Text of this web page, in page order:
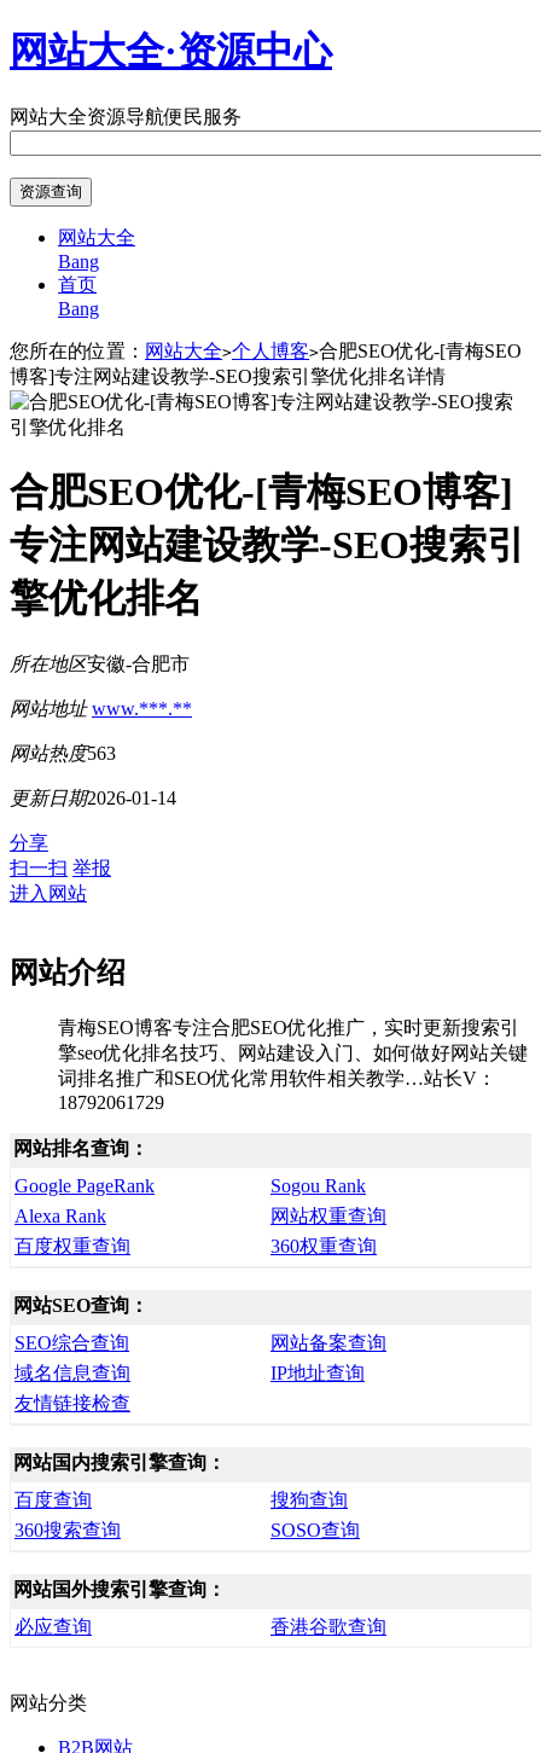
网站大全·资源中心
网站大全资源导航便民服务
网站大全
Bang
首页
Bang
您所在的位置： 网站大全>个人博客>合肥SEO优化-[青梅SEO
博客]专注网站建设教学-SEO搜索引擎优化排名详情
合肥SEO优化-[青梅SEO博客]
专注网站建设教学-SEO搜索引
擎优化排名
所在地区安徽-合肥市
网站地址 www.***.**
网站热度563
更新日期2026-01-14
分享
扫一扫 举报
进入网站
网站介绍
青梅SEO博客专注合肥SEO优化推广，实时更新搜索引
擎seo优化排名技巧、网站建设入门、如何做好网站关键
词排名推广和SEO优化常用软件相关教学…站长V：
18792061729
网站排名查询：
Google PageRank
Sogou Rank
Alexa Rank
网站权重查询
百度权重查询
360权重查询
网站SEO查询：
SEO综合查询
网站备案查询
域名信息查询
IP地址查询
友情链接检查
网站国内搜索引擎查询：
百度查询
搜狗查询
360搜索查询
SOSO查询
网站国外搜索引擎查询：
必应查询
香港谷歌查询
网站分类
B2B网站